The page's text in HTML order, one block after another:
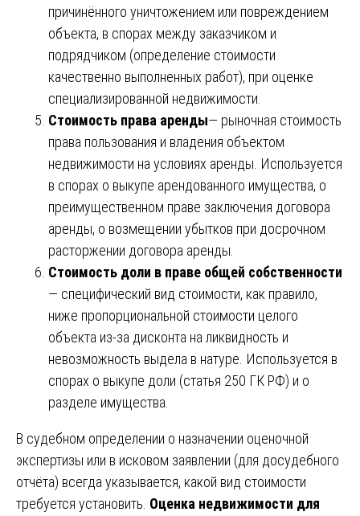
причинённого уничтожением или повреждением
объекта, в спорах между заказчиком и
подрядчиком (определение стоимости
качественно выполненных работ), при оценке
специализированной недвижимости.
Стоимость права аренды— рыночная стоимость
права пользования и владения объектом
недвижимости на условиях аренды. Используется
в спорах о выкупе арендованного имущества, о
преимущественном праве заключения договора
аренды, о возмещении убытков при досрочном
расторжении договора аренды.
Стоимость доли в праве общей собственности
— специфический вид стоимости, как правило,
ниже пропорциональной стоимости целого
объекта из-за дисконта на ликвидность и
невозможность выдела в натуре. Используется в
спорах о выкупе доли (статья 250 ГК РФ) и о
разделе имущества.
В судебном определении о назначении оценочной
экспертизы или в исковом заявлении (для досудебного
отчёта) всегда указывается, какой вид стоимости
требуется установить. Оценка недвижимости для